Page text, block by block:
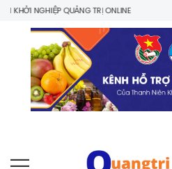
KHỞI NGHIỆP QUẢNG TRỊ ONLINE